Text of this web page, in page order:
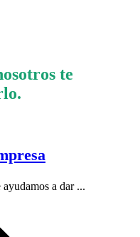
te
a dar ...